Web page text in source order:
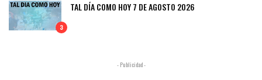
3
TAL DÍA COMO HOY 7 DE AGOSTO 2026
- Publicidad -